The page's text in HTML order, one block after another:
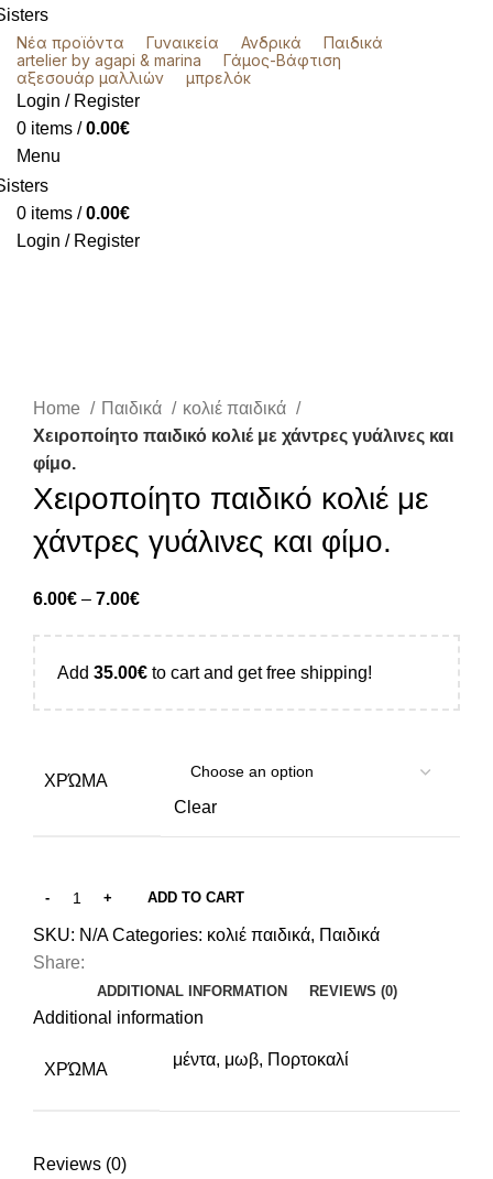
Νέα προϊόντα Γυναικεία Ανδρικά
Παιδικά
artelier by agapi & marina
Γάμος-Βάφτιση
αξεσουάρ μαλλιών
μπρελόκ
Login / Register
0 items / 0.00€
Menu
0 items / 0.00€
Login / Register
Home
Παιδικά
κολιέ παιδικά
Χειροποίητο παιδικό κολιέ με χάντρες γυάλινες και
φίμο.
Χειροποίητο παιδικό κολιέ με
χάντρες γυάλινες και φίμο.
6.00€ – 7.00€
Add 35.00€ to cart and get free shipping!
ΧΡΏΜΑ
Clear
ADD TO CART
SKU: N/ACategories: κολιέ παιδικά, Παιδικά
Share:
ADDITIONAL INFORMATION REVIEWS (0)
Additional information
ΧΡΏΜΑ
μέντα, μωβ, Πορτοκαλί
Reviews (0)